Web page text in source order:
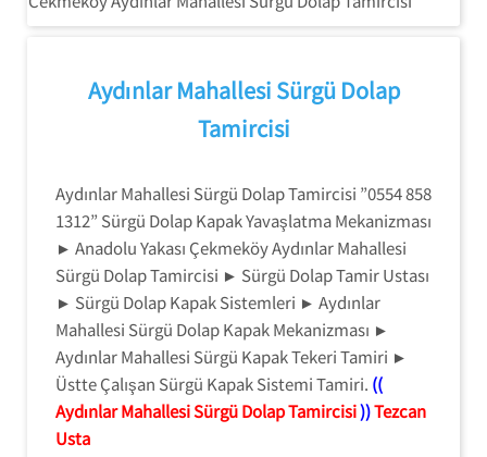
Tamircisi
Aydınlar Mahallesi Sürgü Dolap
Tamircisi
Aydınlar Mahallesi Sürgü Dolap Tamircisi ”0554 858
1312” Sürgü Dolap Kapak Yavaşlatma Mekanizması
► Anadolu Yakası Çekmeköy Aydınlar Mahallesi
Sürgü Dolap Tamircisi ► Sürgü Dolap Tamir Ustası
► Sürgü Dolap Kapak Sistemleri ► Aydınlar
Mahallesi Sürgü Dolap Kapak Mekanizması ►
Aydınlar Mahallesi Sürgü Kapak Tekeri Tamiri ►
Üstte Çalışan Sürgü Kapak Sistemi Tamiri. ((
Aydınlar Mahallesi Sürgü Dolap Tamircisi))Tezcan
Usta